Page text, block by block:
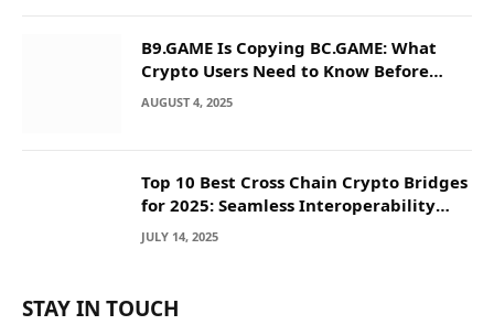
B9.GAME Is Copying BC.GAME: What
Crypto Users Need to Know Before
They Deposit
AUGUST 4, 2025
Top 10 Best Cross Chain Crypto Bridges
for 2025: Seamless Interoperability
Across Blockchain Networks
JULY 14, 2025
STAY IN TOUCH